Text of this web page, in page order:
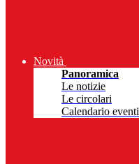
Novità
Panoramica
Le notizie
Le circolari
Calendario eventi